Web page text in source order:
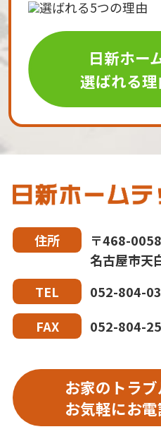
日新ホー
選ばれる
住所
〒468-0058
名古屋市天
TEL
052-804-
FAX
052-804-
お家のトラ
お気軽にお電